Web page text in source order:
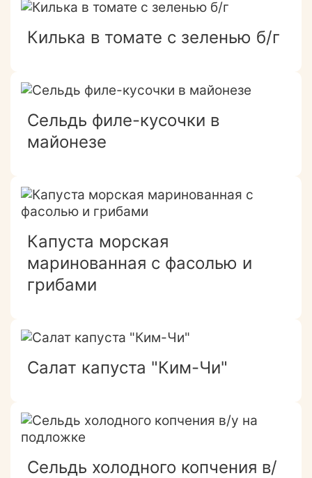
Килька в томате с зеленью б/г
Сельдь филе-кусочки в
майонезе
Капуста морская
маринованная с фасолью и
грибами
Салат капуста "Ким-Чи"
Сельдь холодного копчения в/